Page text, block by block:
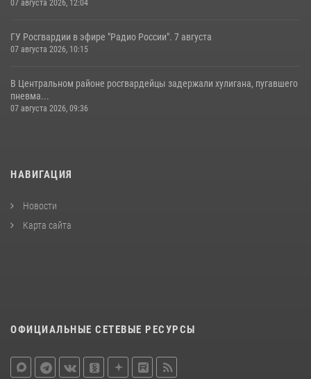
07 августа 2026, 12:04
ГУ Росгвардии в эфире "Радио России". 7 августа
07 августа 2026, 10:15
В Центральном районе росгвардейцы задержали хулигана, пугавшего
пневма...
07 августа 2026, 09:36
НАВИГАЦИЯ
Новости
Карта сайта
ОФИЦИАЛЬНЫЕ СЕТЕВЫЕ РЕСУРСЫ